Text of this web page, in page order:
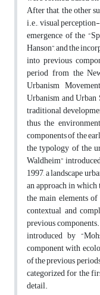
After that, the other
i.e., visual
emergence of the
Hanson”, and the
into previous
period from the
Urbanism
Urbanism and
traditional
thus the
components of the
the typology of the
Waldheim”
1997, a landscape
an approach in which
the main elements
contextual and
previous
introduced by
component with
of the previous
categorized for the
detail.